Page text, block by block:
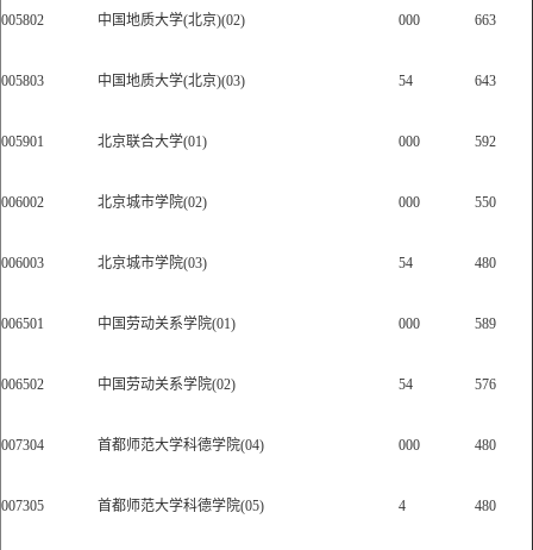
005802 中国地质大学(北京)(02) 000 663
005803 中国地质大学(北京)(03) 54 643
005901 北京联合大学(01) 000 592
006002 北京城市学院(02) 000 550
006003 北京城市学院(03) 54 480
006501 中国劳动关系学院(01) 000 589
006502 中国劳动关系学院(02) 54 576
007304 首都师范大学科德学院(04) 000 480
007305 首都师范大学科德学院(05) 4 480